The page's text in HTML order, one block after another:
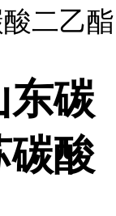
二乙酯
东碳
碳酸